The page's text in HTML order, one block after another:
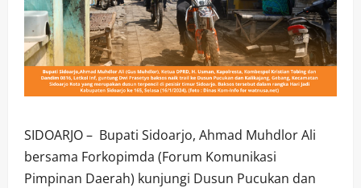
SIDOARJO – Bupati Sidoarjo, Ahmad Muhdlor Ali
bersama Forkopimda (Forum Komunikasi
Pimpinan Daerah) kunjungi Dusun Pucukan dan